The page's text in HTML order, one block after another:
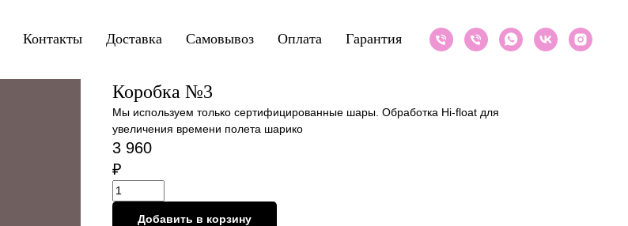
Контакты Доставка Самовывоз Оплата Гарантия
Коробка №3
Мы используем только сертифицированные шары. Обработка Hi-float для
увеличения времени полета шарико
3 960
₽
Добавить в корзину